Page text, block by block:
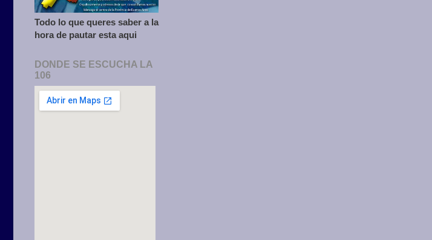
Todo lo que queres saber a la
hora de pautar esta aqui
DONDE SE ESCUCHA LA
106